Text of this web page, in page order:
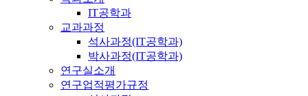
IT공학과
교과과정
석사과정(IT공학과)
박사과정(IT공학과)
연구실소개
연구업적평가규정